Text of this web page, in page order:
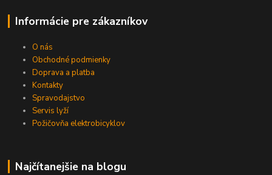
Informácie pre zákazníkov
O nás
Obchodné podmienky
Doprava a platba
Kontakty
Spravodajstvo
Servis lyží
Požičovňa elektrobicyklov
Najčítanejšie na blogu